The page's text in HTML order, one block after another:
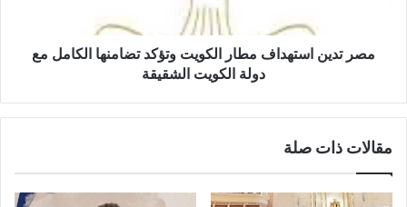
مصر تدين استهداف مطار الكويت وتؤكد تضامنها الكامل مع
دولة الكويت الشقيقة
مقالات ذات صلة